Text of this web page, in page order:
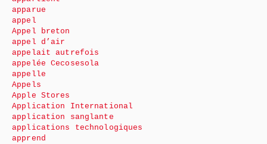
apparue
appel
Appel breton
appel d’air
appelait autrefois
appelée Cecosesola
appelle
Appels
Apple Stores
Application International
application sanglante
applications technologiques
apprend